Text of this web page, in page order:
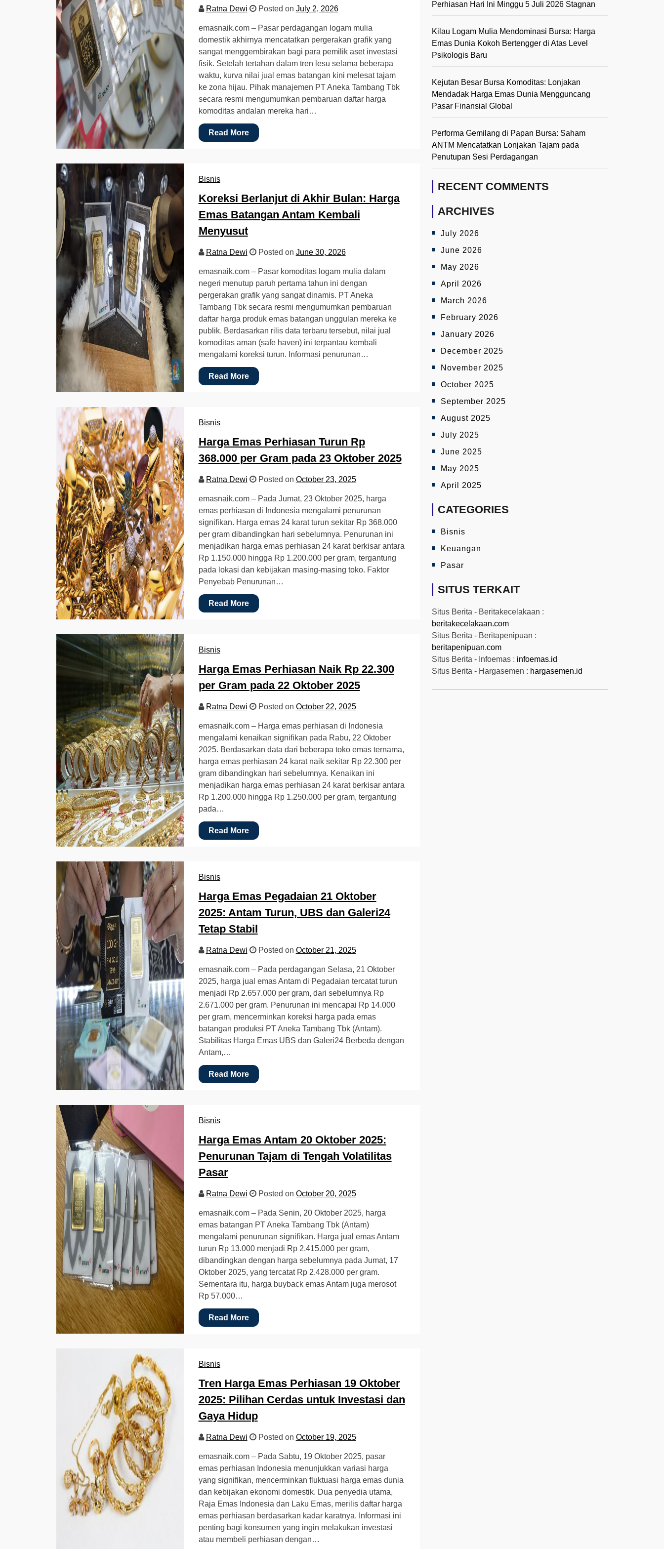
Ratna Dewi Posted on July 2, 2026
emasnaik.com – Pasar perdagangan logam mulia
domestik akhirnya mencatatkan pergerakan grafik yang
sangat menggembirakan bagi para pemilik aset investasi
fisik. Setelah tertahan dalam tren lesu selama beberapa
waktu, kurva nilai jual emas batangan kini melesat tajam
ke zona hijau. Pihak manajemen PT Aneka Tambang Tbk
secara resmi mengumumkan pembaruan daftar harga
komoditas andalan mereka hari…
Read More
Bisnis
Koreksi Berlanjut di Akhir Bulan: Harga
Emas Batangan Antam Kembali
Menyusut
Ratna Dewi Posted on June 30, 2026
emasnaik.com – Pasar komoditas logam mulia dalam
negeri menutup paruh pertama tahun ini dengan
pergerakan grafik yang sangat dinamis. PT Aneka
Tambang Tbk secara resmi mengumumkan pembaruan
daftar harga produk emas batangan unggulan mereka ke
publik. Berdasarkan rilis data terbaru tersebut, nilai jual
komoditas aman (safe haven) ini terpantau kembali
mengalami koreksi turun. Informasi penurunan…
Read More
Bisnis
Harga Emas Perhiasan Turun Rp
368.000 per Gram pada 23 Oktober 2025
Ratna Dewi Posted on October 23, 2025
emasnaik.com – Pada Jumat, 23 Oktober 2025, harga
emas perhiasan di Indonesia mengalami penurunan
signifikan. Harga emas 24 karat turun sekitar Rp 368.000
per gram dibandingkan hari sebelumnya. Penurunan ini
menjadikan harga emas perhiasan 24 karat berkisar antara
Rp 1.150.000 hingga Rp 1.200.000 per gram, tergantung
pada lokasi dan kebijakan masing-masing toko. Faktor
Penyebab Penurunan…
Read More
Bisnis
Harga Emas Perhiasan Naik Rp 22.300
per Gram pada 22 Oktober 2025
Ratna Dewi Posted on October 22, 2025
emasnaik.com – Harga emas perhiasan di Indonesia
mengalami kenaikan signifikan pada Rabu, 22 Oktober
2025. Berdasarkan data dari beberapa toko emas ternama,
harga emas perhiasan 24 karat naik sekitar Rp 22.300 per
gram dibandingkan hari sebelumnya. Kenaikan ini
menjadikan harga emas perhiasan 24 karat berkisar antara
Rp 1.200.000 hingga Rp 1.250.000 per gram, tergantung
pada…
Read More
Bisnis
Harga Emas Pegadaian 21 Oktober
2025: Antam Turun, UBS dan Galeri24
Tetap Stabil
Ratna Dewi Posted on October 21, 2025
emasnaik.com – Pada perdagangan Selasa, 21 Oktober
2025, harga jual emas Antam di Pegadaian tercatat turun
menjadi Rp 2.657.000 per gram, dari sebelumnya Rp
2.671.000 per gram. Penurunan ini mencapai Rp 14.000
per gram, mencerminkan koreksi harga pada emas
batangan produksi PT Aneka Tambang Tbk (Antam).
Stabilitas Harga Emas UBS dan Galeri24 Berbeda dengan
Antam,…
Read More
Bisnis
Harga Emas Antam 20 Oktober 2025:
Penurunan Tajam di Tengah Volatilitas
Pasar
Ratna Dewi Posted on October 20, 2025
emasnaik.com – Pada Senin, 20 Oktober 2025, harga
emas batangan PT Aneka Tambang Tbk (Antam)
mengalami penurunan signifikan. Harga jual emas Antam
turun Rp 13.000 menjadi Rp 2.415.000 per gram,
dibandingkan dengan harga sebelumnya pada Jumat, 17
Oktober 2025, yang tercatat Rp 2.428.000 per gram.
Sementara itu, harga buyback emas Antam juga merosot
Rp 57.000…
Read More
Bisnis
Tren Harga Emas Perhiasan 19 Oktober
2025: Pilihan Cerdas untuk Investasi dan
Gaya Hidup
Ratna Dewi Posted on October 19, 2025
emasnaik.com – Pada Sabtu, 19 Oktober 2025, pasar
emas perhiasan Indonesia menunjukkan variasi harga
yang signifikan, mencerminkan fluktuasi harga emas dunia
dan kebijakan ekonomi domestik. Dua penyedia utama,
Raja Emas Indonesia dan Laku Emas, merilis daftar harga
emas perhiasan berdasarkan kadar karatnya. Informasi ini
penting bagi konsumen yang ingin melakukan investasi
atau membeli perhiasan dengan…
Perhiasan Hari Ini Minggu 5 Juli 2026 Stagnan
Kilau Logam Mulia Mendominasi Bursa: Harga
Emas Dunia Kokoh Bertengger di Atas Level
Psikologis Baru
Kejutan Besar Bursa Komoditas: Lonjakan
Mendadak Harga Emas Dunia Mengguncang
Pasar Finansial Global
Performa Gemilang di Papan Bursa: Saham
ANTM Mencatatkan Lonjakan Tajam pada
Penutupan Sesi Perdagangan
RECENT COMMENTS
ARCHIVES
July 2026
June 2026
May 2026
April 2026
March 2026
February 2026
January 2026
December 2025
November 2025
October 2025
September 2025
August 2025
July 2025
June 2025
May 2025
April 2025
CATEGORIES
Bisnis
Keuangan
Pasar
SITUS TERKAIT
Situs Berita - Beritakecelakaan :
beritakecelakaan.com
Situs Berita - Beritapenipuan :
beritapenipuan.com
Situs Berita - Infoemas : infoemas.id
Situs Berita - Hargasemen : hargasemen.id